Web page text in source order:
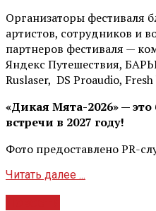
Организаторы фестиваля
артистов, сотрудников и
партнеров фестиваля —
Яндекс Путешествия,
Ruslaser, DS Proaudio,
«Дикая Мята-2026» —
встречи в 2027 году!
Фото предоставлено PR-
Читать далее ...